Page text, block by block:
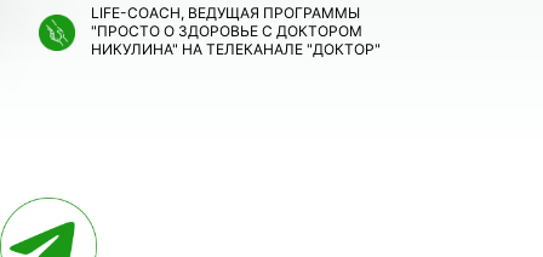
LIFE-COACH, ВЕДУЩАЯ ПРОГРАММЫ
"ПРОСТО О ЗДОРОВЬЕ С ДОКТОРОМ
НИКУЛИНА" НА ТЕЛЕКАНАЛЕ "ДОКТОР"